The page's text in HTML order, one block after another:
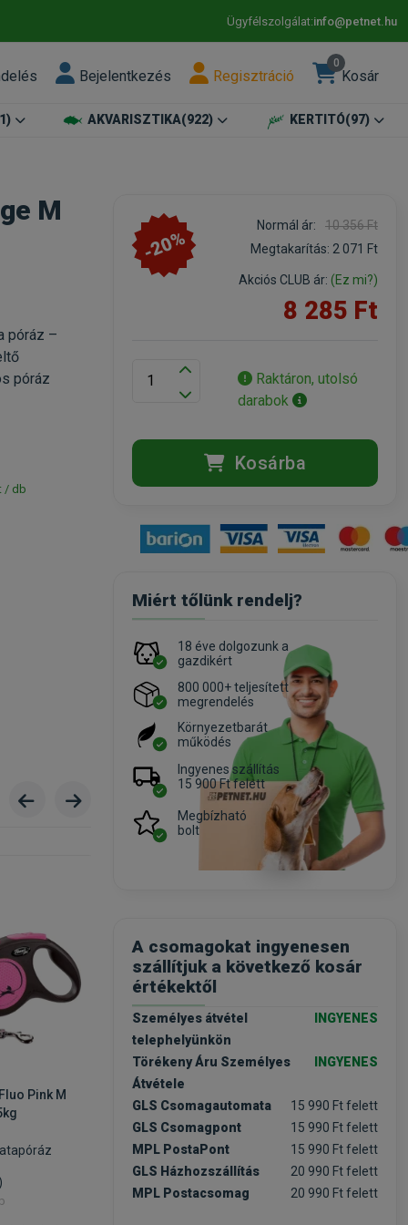
Ügyfélszolgálat:info@petnet.hu
Bejelentkezés Regisztráció
0
Kosár
AKVARISZTIKA(922) KERTITÓ(97)
M
póráz –
póráz
/ db
Pink M
M Szalagos 5m/35kg
Szalagos automatapóráz
kutyáknak
Kiszerelés: 1 Darab
-20%
Normál ár:
10 356 Ft
Megtakarítás: 2 071 Ft
Akciós CLUB ár: (Ez mi?)
8 285 Ft
Raktáron, utolsó
darabok
Kosárba
Miért tőlünk rendelj?
18 éve dolgozunk a
gazdikért
800 000+ teljesített
megrendelés
Környezetbarát
működés
Ingyenes szállítás
15 900 Ft felett
Megbízható
bolt
A csomagokat ingyenesen
szállítjuk a következő kosár
értékektől
Személyes átvétel
telephelyünkön
INGYENES
Törékeny Áru Személyes
Átvétele
INGYENES
GLS Csomagautomata
15 990 Ft felett
GLS Csomagpont
15 990 Ft felett
MPL PostaPont
15 990 Ft felett
GLS Házhozszállítás
20 990 Ft felett
MPL Postacsomag
20 990 Ft felett